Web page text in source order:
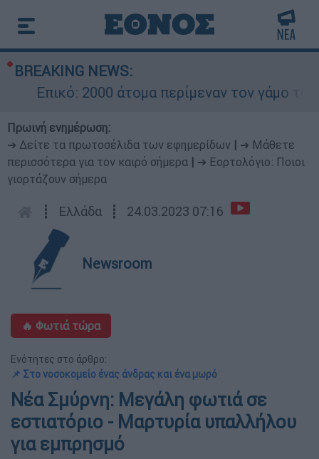
BREAKING NEWS:
Επικό: 2000 άτομα περίμεναν τον γάμο του
Πρωινή ενημέρωση:
➔ Δείτε τα πρωτοσέλιδα των εφημερίδων
➔ Μάθετε
περισσότερα για τον καιρό σήμερα
➔ Εορτολόγιο: Ποιοι
γιορτάζουν σήμερα
┋ Ελλάδα ┋ 24.03.2023 07:16
Newsroom
🔥 Φωτιά τώρα
Ενότητες στο άρθρο:
📌 Στο νοσοκομείο ένας άνδρας και ένα μωρό
Νέα Σμύρνη: Μεγάλη φωτιά σε
εστιατόριο - Μαρτυρία υπαλλήλου
για εμπρησμό